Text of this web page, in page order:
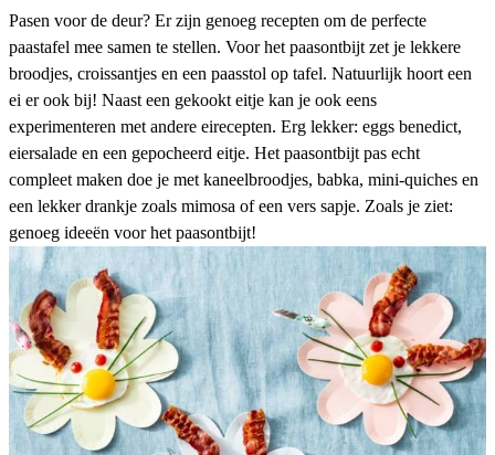
Pasen voor de deur? Er zijn genoeg recepten om de perfecte
paastafel mee samen te stellen. Voor het paasontbijt zet je lekkere
broodjes, croissantjes en een paasstol op tafel. Natuurlijk hoort een
ei er ook bij! Naast een gekookt eitje kan je ook eens
experimenteren met andere eirecepten. Erg lekker: eggs benedict,
eiersalade en een gepocheerd eitje. Het paasontbijt pas echt
compleet maken doe je met kaneelbroodjes, babka, mini-quiches en
een lekker drankje zoals mimosa of een vers sapje. Zoals je ziet:
genoeg ideeën voor het paasontbijt!